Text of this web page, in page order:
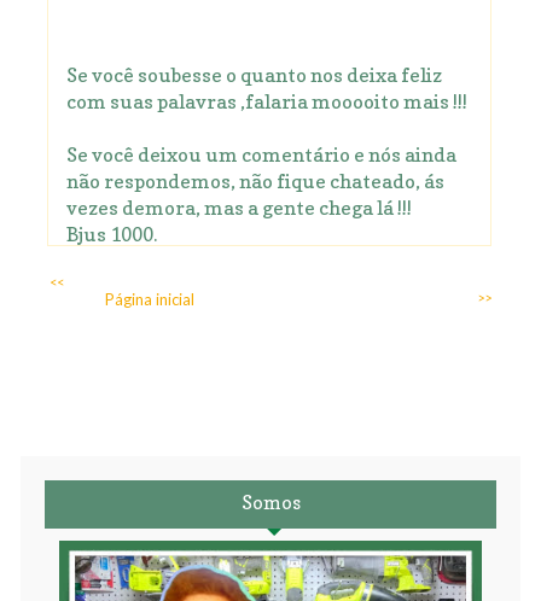
Se você soubesse o quanto nos deixa feliz
com suas palavras ,falaria mooooito mais !!!
Se você deixou um comentário e nós ainda
não respondemos, não fique chateado, ás
vezes demora, mas a gente chega lá !!!
Bjus 1000.
<<
>>
Página inicial
Somos